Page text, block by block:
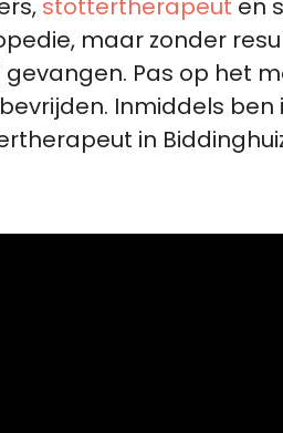
stottertherapeut en
maar zonder
gevangen. Pas op het
Inmiddels
in